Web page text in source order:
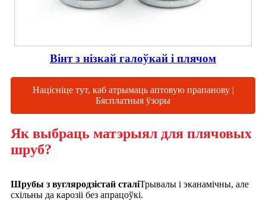
Вінт з нізкай галоўкай і плячом
Націсніце тут, каб атрымаць аптовую прапанову |
Бясплатныя ўзоры
Як выбраць матэрыял для плячовых
шруб?
Шрубы з вугляродзістай сталіТрывалы і эканамічны, але
схільны да карозіі без апрацоўкі.